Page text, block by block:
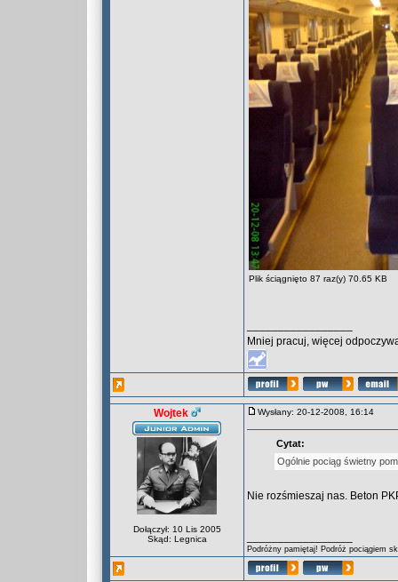
Plik ściągnięto 87 raz(y) 70.65 KB
Mniej pracuj, więcej
Wojtek
Dołączył: 10 Lis 2005
Skąd: Legnica
Wysłany: 20-12-2008, 16:14
Cytat:
Ogólnie pociąg świetny
Nie rozśmieszaj nas. Beton
Podróżny pamiętaj! Podróż pociągiem